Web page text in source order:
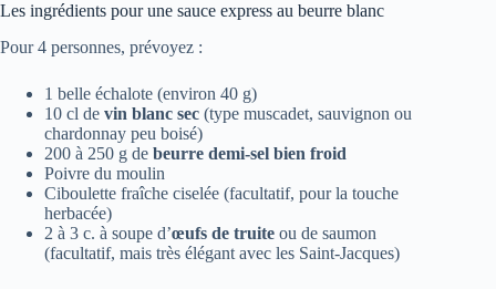
Les ingrédients pour une sauce express au beurre blanc
Pour 4 personnes, prévoyez :
1 belle échalote (environ 40 g)
10 cl de vin blanc sec (type muscadet, sauvignon ou
chardonnay peu boisé)
200 à 250 g de beurre demi-sel bien froid
Poivre du moulin
Ciboulette fraîche ciselée (facultatif, pour la touche
herbacée)
2 à 3 c. à soupe d’œufs de truite ou de saumon
(facultatif, mais très élégant avec les Saint-Jacques)